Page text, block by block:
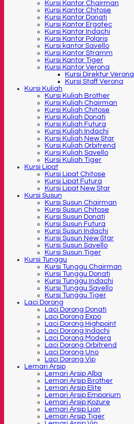
Kursi Kantor Chairman
Kursi Kantor Chitose
Kursi Kantor Donati
Kursi Kantor Ergotec
Kursi Kantor Indachi
Kursi Kantor Polaris
Kursi kantor Savello
Kursi Kantor Stramm
Kursi Kantor Tiger
Kursi Kantor Verona
Kursi Direktur Verona
Kursi Staff Verona
Kursi Kuliah
Kursi Kuliah Brother
Kursi Kuliah Chairman
Kursi Kuliah Chitose
Kursi Kuliah Donati
Kursi Kuliah Futura
Kursi Kuliah Indachi
Kursi Kuliah New Star
Kursi Kuliah Orbitrend
Kursi Kuliah Savello
Kursi Kuliah Tiger
Kursi Lipat
Kursi Lipat Chitose
Kursi Lipat Futura
Kursi Lipat New Star
Kursi Susun
Kursi Susun Chairman
Kursi Susun Chitose
Kursi Susun Donati
Kursi Susun Futura
Kursi Susun Indachi
Kursi Susun New Star
Kursi Susun Savello
Kursi Susun Tiger
Kursi Tunggu
Kursi Tunggu Chairman
Kursi Tunggu Donati
Kursi Tunggu Indachi
Kursi Tunggu Savello
Kursi Tunggu Tiger
Laci Dorong
Laci Dorong Donati
Laci Dorong Expo
Laci Dorong Highpoint
Laci Dorong Indachi
Laci Dorong Modera
Laci Dorong Orbitrend
Laci Dorong Uno
Laci Dorong Vip
Lemari Arsip
Lemari Arsip Alba
Lemari Arsip Brother
Lemari Arsip Elite
Lemari Arsip Emporium
Lemari Arsip Kozure
Lemari Arsip Lion
Lemari Arsip Tiger